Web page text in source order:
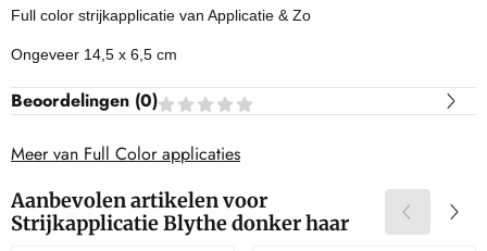
Full color strijkapplicatie van Applicatie & Zo
Ongeveer 14,5 x 6,5 cm
Beoordelingen (0)
Meer van Full Color applicaties
Aanbevolen artikelen voor
Strijkapplicatie Blythe donker haar